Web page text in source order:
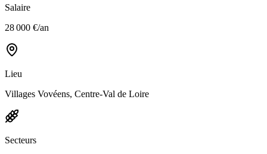
Salaire
28 000 €/an
Lieu
Villages Vovéens, Centre-Val de Loire
Secteurs